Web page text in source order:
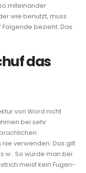
miteinander
wie benutzt, muss
bezieht. Das
das
von Word nicht
bei sehr
verwenden. Das gilt
So würde man bei
meist kein Fugen-